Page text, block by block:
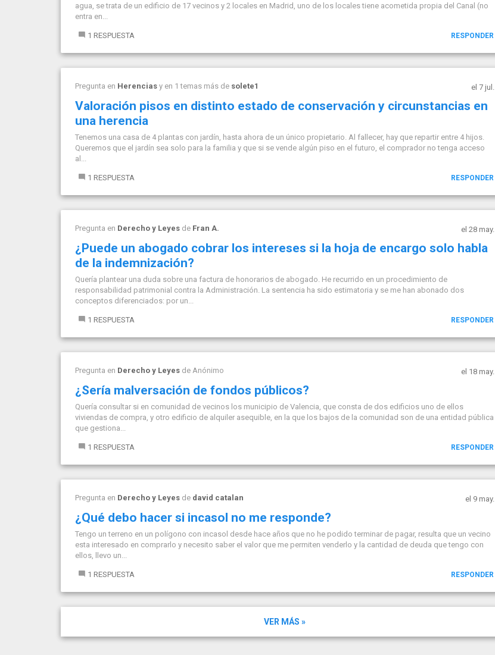
agua, se trata de un edificio de 17 vecinos y 2 locales en Madrid, uno de los locales tiene acometida propia del Canal (no
entra en...
1 RESPUESTA RESPONDER
Pregunta en Herencias y en 1 temas más de solete1 el 7 jul.
Valoración pisos en distinto estado de conservación y circunstancias en
una herencia
Tenemos una casa de 4 plantas con jardín, hasta ahora de un único propietario. Al fallecer, hay que repartir entre 4 hijos.
Queremos que el jardín sea solo para la familia y que si se vende algún piso en el futuro, el comprador no tenga acceso
al...
1 RESPUESTA RESPONDER
Pregunta en Derecho y Leyes de Fran A. el 28 may.
¿Puede un abogado cobrar los intereses si la hoja de encargo solo habla
de la indemnización?
Quería plantear una duda sobre una factura de honorarios de abogado. He recurrido en un procedimiento de
responsabilidad patrimonial contra la Administración. La sentencia ha sido estimatoria y se me han abonado dos
conceptos diferenciados: por un...
1 RESPUESTA RESPONDER
Pregunta en Derecho y Leyes de Anónimo el 18 may.
¿Sería malversación de fondos públicos?
Quería consultar si en comunidad de vecinos los municipio de Valencia, que consta de dos edificios uno de ellos
viviendas de compra, y otro edificio de alquiler asequible, en la que los bajos de la comunidad son de una entidad pública
que gestiona...
1 RESPUESTA RESPONDER
Pregunta en Derecho y Leyes de david catalan el 9 may.
¿Qué debo hacer si incasol no me responde?
Tengo un terreno en un polígono con incasol desde hace años que no he podido terminar de pagar, resulta que un vecino
esta interesado en comprarlo y necesito saber el valor que me permiten venderlo y la cantidad de deuda que tengo con
ellos, llevo un...
1 RESPUESTA RESPONDER
VER MÁS »